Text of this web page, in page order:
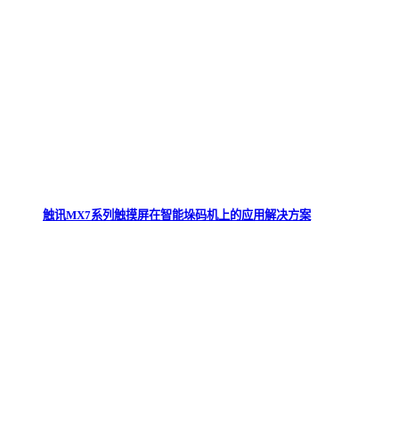
触讯MX7系列触摸屏在智能垛码机上的应用解决方案